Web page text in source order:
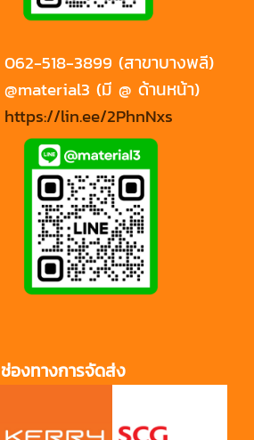
062-518-3899 (สาขาบางพลี)
@material3 (มี @ ด้านหน้า)
https://lin.ee/2PhnNxs
ารจัดส่ง